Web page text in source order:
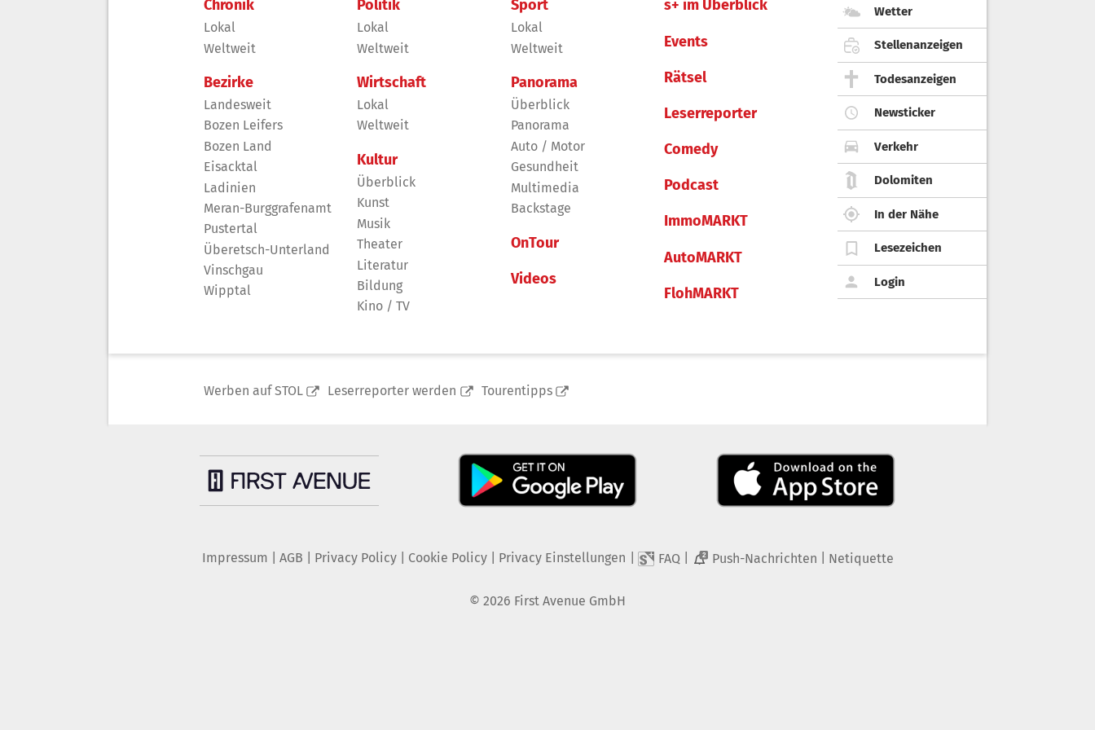
Chronik
Lokal
Weltweit
Bezirke
Landesweit
Bozen Leifers
Bozen Land
Eisacktal
Ladinien
Meran-Burggrafenamt
Pustertal
Überetsch-Unterland
Vinschgau
Wipptal
Politik
Lokal
Weltweit
Wirtschaft
Lokal
Weltweit
Kultur
Überblick
Kunst
Musik
Theater
Literatur
Bildung
Kino / TV
Sport
Lokal
Weltweit
Panorama
Überblick
Panorama
Auto / Motor
Gesundheit
Multimedia
Backstage
OnTour
Videos
s+ im Überblick
Events
Rätsel
Leserreporter
Comedy
Podcast
ImmoMARKT
AutoMARKT
FlohMARKT
Wetter
Stellenanzeigen
Todesanzeigen
Newsticker
Verkehr
Dolomiten
In der Nähe
Lesezeichen
Login
Werben auf STOL Leserreporter werden Tourentipps
Impressum AGB Privacy Policy| Cookie Policy| Privacy Einstellungen FAQ 2 Push-Nachrichten Netiquette
© 2026 First Avenue GmbH